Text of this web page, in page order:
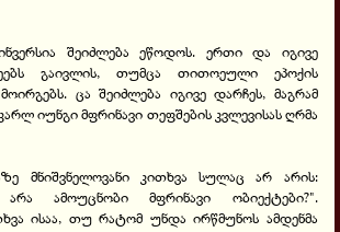
შეიძლება ეწოდოს. ერთი და იგივე
გაივლის, თუმცა თითოეული ეპოქის
ცა შეიძლება იგივე დარჩეს, მაგრამ
იუნგი მფრინავი თეფშების კვლევისას ღრმა
მნიშვნელოვანი კითხვა სულაც არ არის:
ამოუცნობი მფრინავი ობიექტები?".
ისაა, თუ რატომ უნდა ირწმუნოს ამდენმა